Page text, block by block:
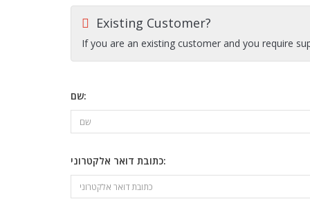
Existing Customer?
If you are an existing customer and you require
שם:
כתובת דואר אלקטרוני: